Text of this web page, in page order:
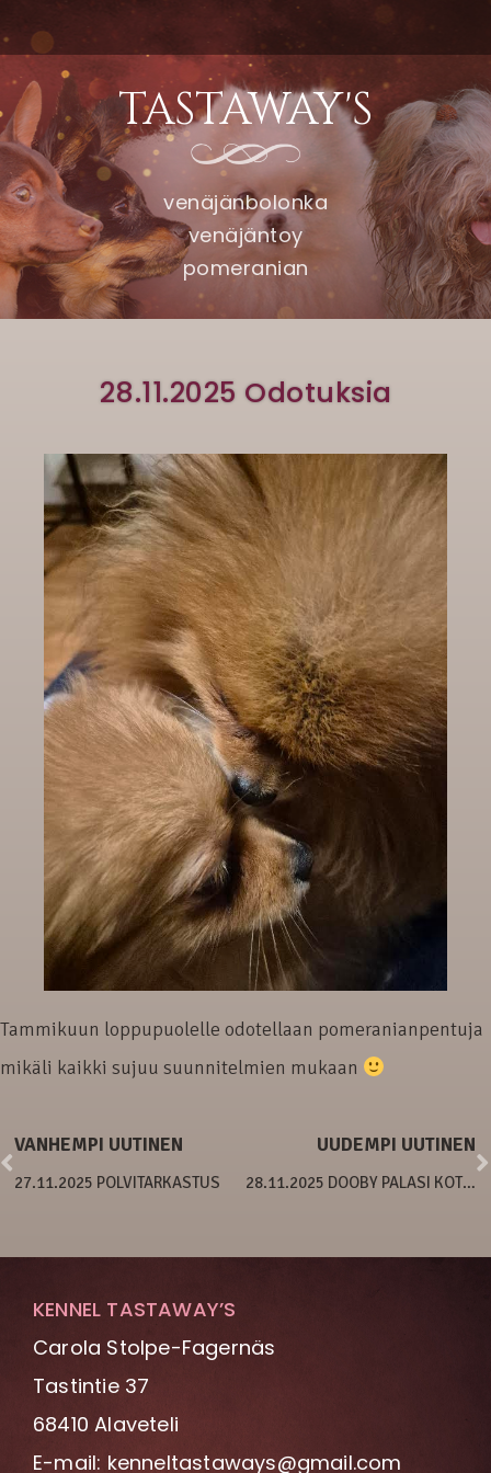
TASTAWAY'S
venäjänbolonka
venäjäntoy
pomeranian
28.11.2025 Odotuksia
Tammikuun loppupuolelle odotellaan pomeranianpentuja
mikäli kaikki sujuu suunnitelmien mukaan
VANHEMPI UUTINEN
27.11.2025 POLVITARKASTUS
UUDEMPI UUTINEN
28.11.2025 DOOBY PALASI KOTIIN
KENNEL TASTAWAY’S
Carola Stolpe-Fagernäs
Tastintie 37
68410 Alaveteli
E-mail: kenneltastaways@gmail.com